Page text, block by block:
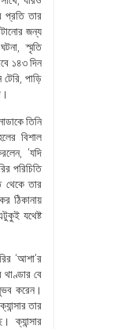
প্রতি তার
জন্য
স্মৃতি
১৪৩ দিন
পাড়ি
তিনি
বিশাল
‘যদি
পরিচিতি
থেকে তার
ঠিকানায়
যথেষ্ট
‘আশা’র
বে
করেন।
তার
ক্যান্সার